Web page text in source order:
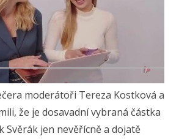
moderátoři Tereza Kostková a
že je dosavadní vybraná částka
Svěrák jen nevěřícně a dojatě